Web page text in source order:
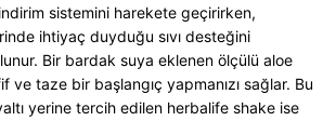
sistemini harekete geçirirken,
ihtiyaç duyduğu sıvı desteğini
Bir bardak suya eklenen ölçülü aloe
ve taze bir başlangıç yapmanızı sağlar. Bu
yerine tercih edilen herbalife shake ise